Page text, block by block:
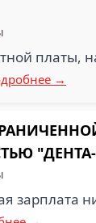
платы,
→
зарплата